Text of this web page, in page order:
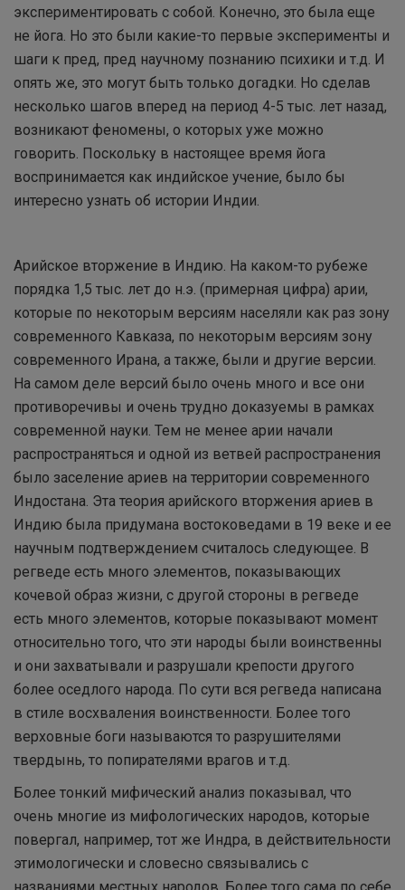
экспериментировать с собой. Конечно, это была еще
не йога. Но это были какие-то первые эксперименты и
шаги к пред, пред научному познанию психики и т.д. И
опять же, это могут быть только догадки. Но сделав
несколько шагов вперед на период 4-5 тыс. лет назад,
возникают феномены, о которых уже можно
говорить. Поскольку в настоящее время йога
воспринимается как индийское учение, было бы
интересно узнать об истории Индии.
Арийское вторжение в Индию. На каком-то рубеже
порядка 1,5 тыс. лет до н.э. (примерная цифра) арии,
которые по некоторым версиям населяли как раз зону
современного Кавказа, по некоторым версиям зону
современного Ирана, а также, были и другие версии.
На самом деле версий было очень много и все они
противоречивы и очень трудно доказуемы в рамках
современной науки. Тем не менее арии начали
распространяться и одной из ветвей распространения
было заселение ариев на территории современного
Индостана. Эта теория арийского вторжения ариев в
Индию была придумана востоковедами в 19 веке и ее
научным подтверждением считалось следующее. В
регведе есть много элементов, показывающих
кочевой образ жизни, с другой стороны в регведе
есть много элементов, которые показывают момент
относительно того, что эти народы были воинственны
и они захватывали и разрушали крепости другого
более оседлого народа. По сути вся регведа написана
в стиле восхваления воинственности. Более того
верховные боги называются то разрушителями
твердынь, то попирателями врагов и т.д.
Более тонкий мифический анализ показывал, что
очень многие из мифологических народов, которые
повергал, например, тот же Индра, в действительности
этимологически и словесно связывались с
названиями местных народов. Более того сама по себе